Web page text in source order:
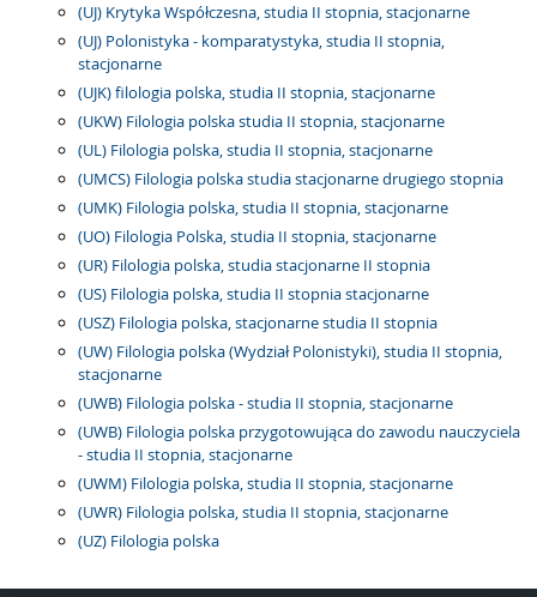
(UJ) Krytyka Współczesna, studia II stopnia, stacjonarne
(UJ) Polonistyka - komparatystyka, studia II stopnia,
stacjonarne
(UJK) filologia polska, studia II stopnia, stacjonarne
(UKW) Filologia polska studia II stopnia, stacjonarne
(UL) Filologia polska, studia II stopnia, stacjonarne
(UMCS) Filologia polska studia stacjonarne drugiego stopnia
(UMK) Filologia polska, studia II stopnia, stacjonarne
(UO) Filologia Polska, studia II stopnia, stacjonarne
(UR) Filologia polska, studia stacjonarne II stopnia
(US) Filologia polska, studia II stopnia stacjonarne
(USZ) Filologia polska, stacjonarne studia II stopnia
(UW) Filologia polska (Wydział Polonistyki), studia II stopnia,
stacjonarne
(UWB) Filologia polska - studia II stopnia, stacjonarne
(UWB) Filologia polska przygotowująca do zawodu nauczyciela
- studia II stopnia, stacjonarne
(UWM) Filologia polska, studia II stopnia, stacjonarne
(UWR) Filologia polska, studia II stopnia, stacjonarne
(UZ) Filologia polska